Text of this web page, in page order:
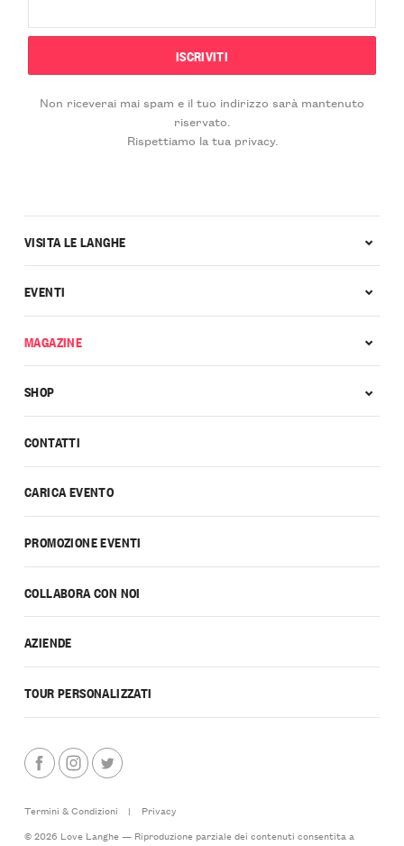
Non riceverai mai spam e il tuo indirizzo sarà mantenuto
riservato.
Rispettiamo la tua privacy.
CONTATTI
CARICA EVENTO
PROMOZIONE EVENTI
COLLABORA CON NOI
AZIENDE
TOUR PERSONALIZZATI
VISITA LE LANGHE
EVENTI
MAGAZINE
SHOP
Termini & Condizioni |
Privacy
© 2026 Love Langhe — Riproduzione parziale dei contenuti consentita a